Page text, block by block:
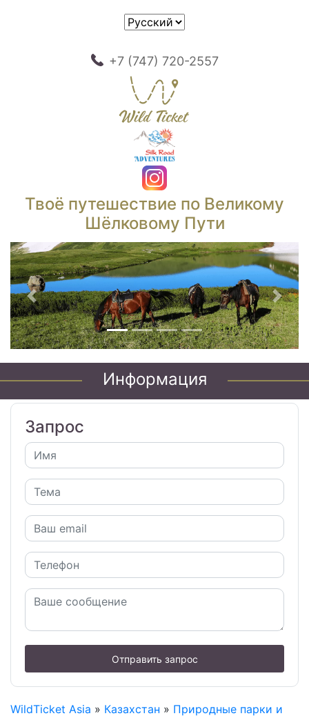
+7 (747) 720-2557
Твоё путешествие по Великому
Шёлковому Пути
Предыдущий
Информация
Запрос
Отправить запрос
WildTicket Asia » Казахстан » Природные парки и